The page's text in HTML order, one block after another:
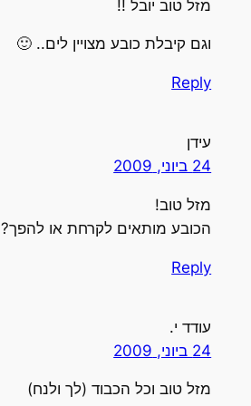
מזל טוב יובל !!
וגם קיבלת כובע מצויין לים.. 🙂
Reply
עידן
24 ביוני, 2009
מזל טוב!
הכובע מותאים לקרחת או להפך?
Reply
עודד י.
24 ביוני, 2009
מזל טוב וכל הכבוד (לך ולנח)